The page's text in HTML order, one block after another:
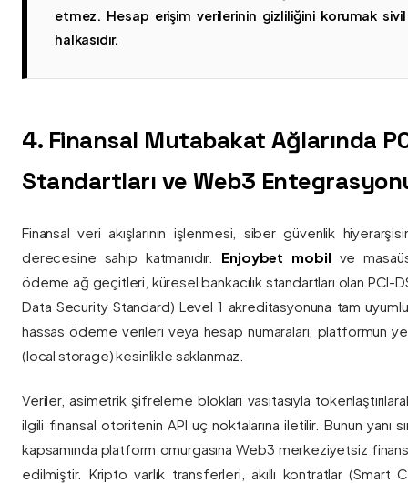
etmez. Hesap erişim verilerinin gizliliğini korumak
halkasıdır.
4. Finansal Mutabakat Ağlarında
Standartları ve Web3
Finansal veri akışlarının işlenmesi, siber güvenlik
derecesine sahip katmanıdır. Enjoybet mobil ve
ödeme ağ geçitleri, küresel bankacılık standartları olan PCI-
Data Security Standard) Level 1 akreditasyonuna tam
hassas ödeme verileri veya hesap numaraları, platformun
(local storage) kesinlikle saklanmaz.
Veriler, asimetrik şifreleme blokları vasıtasıyla
ilgili finansal otoritenin API uç noktalarına iletilir. Bunun yanı
kapsamında platform omurgasına Web3 merkeziyetsiz
edilmiştir. Kripto varlık transferleri, akıllı kontratlar (Smart